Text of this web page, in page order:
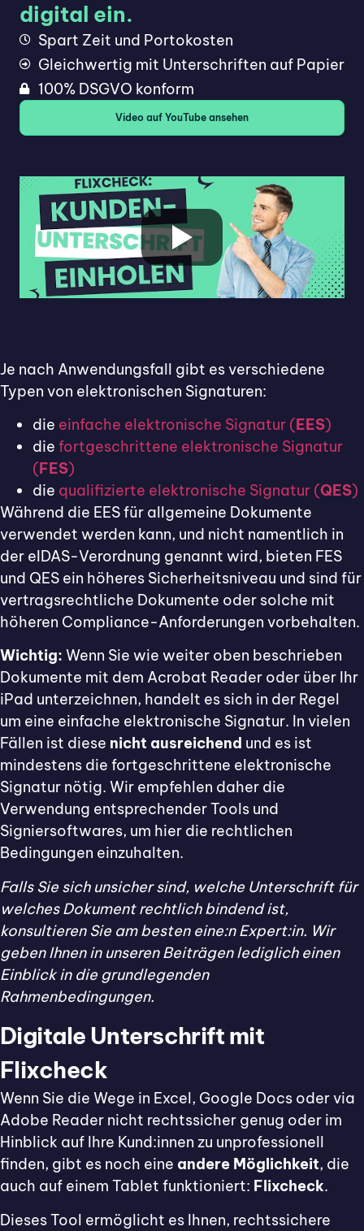
digital ein.
Spart Zeit und Portokosten
Gleichwertig mit Unterschriften auf Papier
100% DSGVO konform
Video auf YouTube ansehen
Je nach Anwendungsfall gibt es verschiedene
Typen von elektronischen Signaturen:
die einfache elektronische Signatur (EES)
die fortgeschrittene elektronische Signatur
(FES)
die qualifizierte elektronische Signatur (QES)
Während die EES für allgemeine Dokumente
verwendet werden kann, und nicht namentlich in
der eIDAS-Verordnung genannt wird, bieten FES
und QES ein höheres Sicherheitsniveau und sind für
vertragsrechtliche Dokumente oder solche mit
höheren Compliance-Anforderungen vorbehalten.
Wichtig: Wenn Sie wie weiter oben beschrieben
Dokumente mit dem Acrobat Reader oder über Ihr
iPad unterzeichnen, handelt es sich in der Regel
um eine einfache elektronische Signatur. In vielen
Fällen ist diese nicht ausreichend und es ist
mindestens die fortgeschrittene elektronische
Signatur nötig. Wir empfehlen daher die
Verwendung entsprechender Tools und
Signiersoftwares, um hier die rechtlichen
Bedingungen einzuhalten.
Falls Sie sich unsicher sind, welche Unterschrift für
welches Dokument rechtlich bindend ist,
konsultieren Sie am besten eine:n Expert:in. Wir
geben Ihnen in unseren Beiträgen lediglich einen
Einblick in die grundlegenden
Rahmenbedingungen.
Digitale Unterschrift mit
Flixcheck
Wenn Sie die Wege in Excel, Google Docs oder via
Adobe Reader nicht rechtssicher genug oder im
Hinblick auf Ihre Kund:innen zu unprofessionell
finden, gibt es noch eine andere Möglichkeit, die
auch auf einem Tablet funktioniert: Flixcheck.
Dieses Tool ermöglicht es Ihnen, rechtssichere